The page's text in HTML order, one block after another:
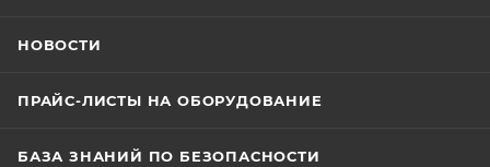
НОВОСТИ
ПРАЙС-ЛИСТЫ НА ОБОРУДОВАНИЕ
БАЗА ЗНАНИЙ ПО БЕЗОПАСНОСТИ